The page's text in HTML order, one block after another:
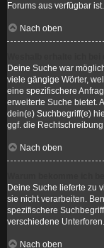
Forums aus verfügbar ist.
Nach oben
Deine Suche war
viele gängige Wörter,
eine spezifischere
erweiterte Suche bietet.
dein(e) Suchbegriff(e)
ggf. die
Nach oben
Deine Suche lieferte zu
sie nicht verarbeiten.
spezifischere
verschiedene Unterforen.
Nach oben